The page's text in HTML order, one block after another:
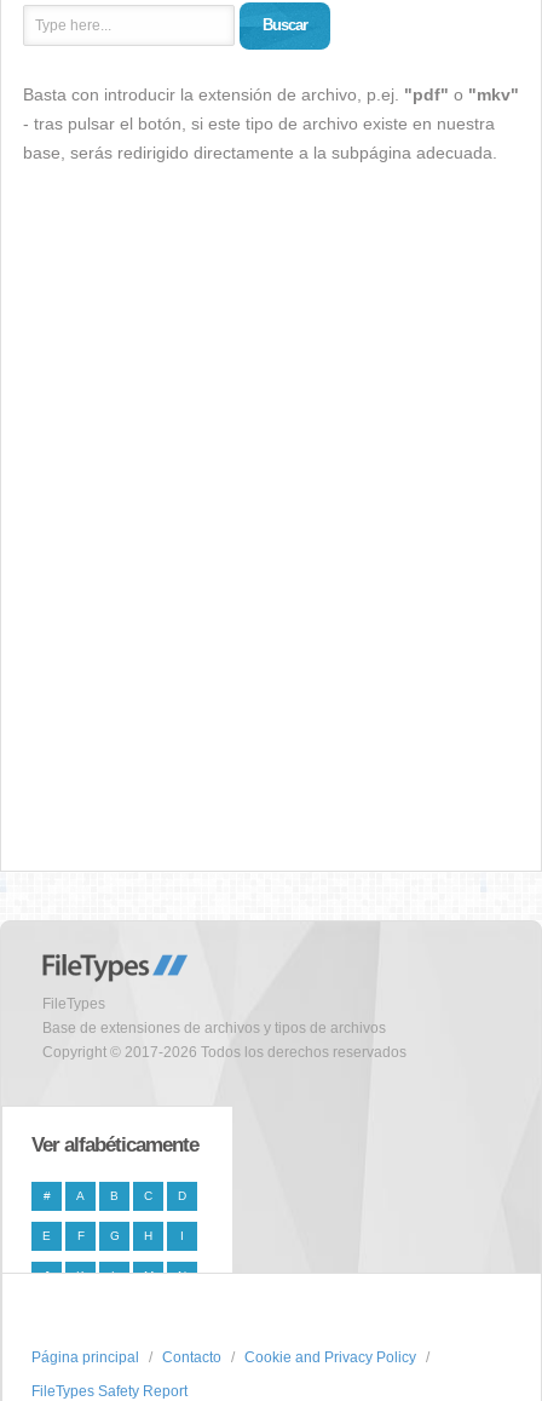
Buscar
Basta con introducir la extensión de archivo, p.ej. "pdf" o "mkv"
- tras pulsar el botón, si este tipo de archivo existe en nuestra
base, serás redirigido directamente a la subpágina adecuada.
FileTypes
Base de extensiones de archivos y tipos de archivos
Copyright © 2017-2026 Todos los derechos reservados
Ver alfabéticamente
# A B C D
E F G H I
J K L M N
T U V W X
Y Z
Página principal Contacto
Cookie and Privacy Policy
FileTypes Safety Report